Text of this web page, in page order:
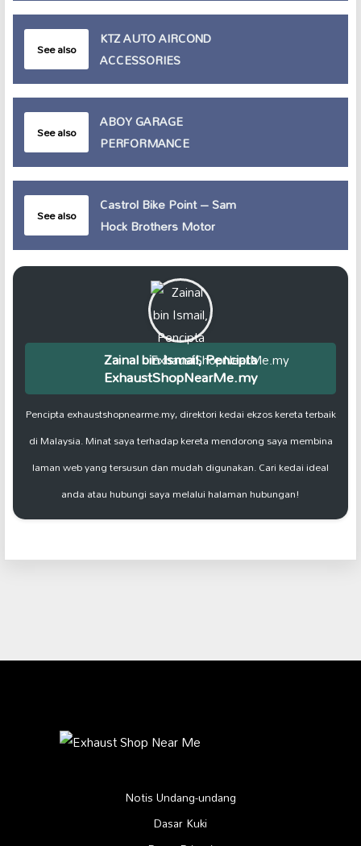
See also
KTZ AUTO AIRCOND
ACCESSORIES
See also
ABOY GARAGE
PERFORMANCE
See also
Castrol Bike Point – Sam
Hock Brothers Motor
Zainal bin Ismail, Pencipta
ExhaustShopNearMe.my
Pencipta exhaustshopnearme.my, direktori kedai ekzos kereta terbaik
di Malaysia. Minat saya terhadap kereta mendorong saya membina
laman web yang tersusun dan mudah digunakan. Cari kedai ideal
anda atau hubungi saya melalui halaman hubungan!
Notis Undang-undang
Dasar Kuki